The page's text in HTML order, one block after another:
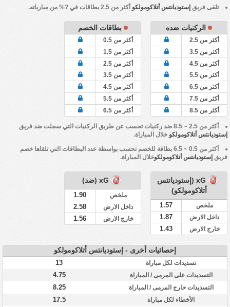
تلقى فريق إستوديانتس أتلاكومولكو أكثر من 2.5 بطاقات في ?% من مبارياته.
الركنيات ضده
أكثر من 2.5
أكثر من 3.5
أكثر من 4.5
أكثر من 5.5
أكثر من 6.5
أكثر من 7.5
أكثر من 8.5
بطاقات الخصم
أكثر من 0.5
أكثر من 1.5
أكثر من 2.5
أكثر من 3.5
أكثر من 4.5
أكثر من 5.5
أكثر من 6.5
أكثر من 2.5 ~ 8.5 ضد ركنيات تحسب عن طريق الركنيات التي سجلت ضد فريق
إستوديانتس أتلاكومولكو خلال المباراة.
أكثر من 0.5 ~ 6.5 بطاقة للخصم تحسب بواسطة عدد البطاقات التي تلقاها خصم
فريق إستوديانتس أتلاكومولكوخلال المباراة.
xG (إستوديانتس
أتلاكومولكو)
ملخص 1.57
داخل الارض 1.87
خارج الارض 1.43
xG (ضد)
ملخص 1.90
داخل الارض 2.58
خارج الارض 1.56
إحصائيات أخرى - إستوديانتس أتلاكومولكو
تسديدات لكل مباراة 13
التسديدات على المرمى / المباراة 4.75
التسديدات خارج المرمى / المباراة 8.25
الأخطاء لكل مباراة 17.5